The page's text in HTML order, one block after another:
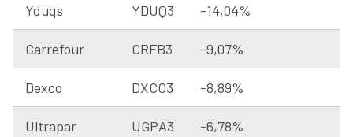
Yduqs YDUQ3 -14,04%
Carrefour CRFB3 -9,07%
Dexco DXCO3 -8,89%
Ultrapar UGPA3 -6,78%